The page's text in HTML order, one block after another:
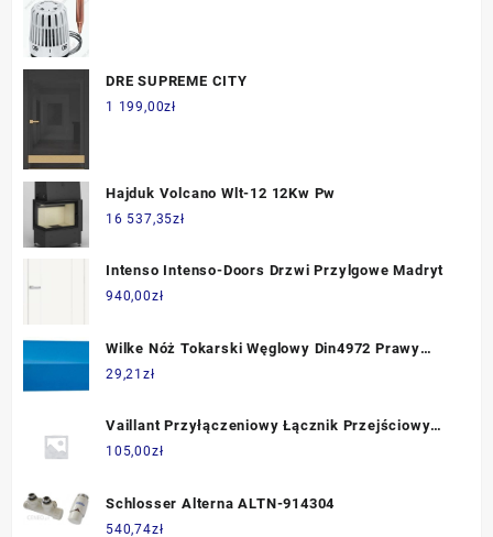
DRE SUPREME CITY
1 199,00zł
Hajduk Volcano Wlt-12 12Kw Pw
16 537,35zł
Intenso Intenso-Doors Drzwi Przylgowe Madryt
940,00zł
Wilke Nóż Tokarski Węglowy Din4972 Prawy
12x12x100mm P25/30 8228650003
29,21 zł
Vaillant Przyłączeniowy Łącznik Przejściowy
Prosty Płaski 0020180840
105,00zł
Schlosser Alterna ALTN-914304
540,74zł